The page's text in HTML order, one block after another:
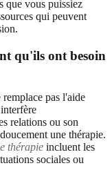
que vous puissiez
qui peuvent
qu'ils ont besoin
pas l'aide
relations ou son
une thérapie.
thérapie incluent les
sociales ou